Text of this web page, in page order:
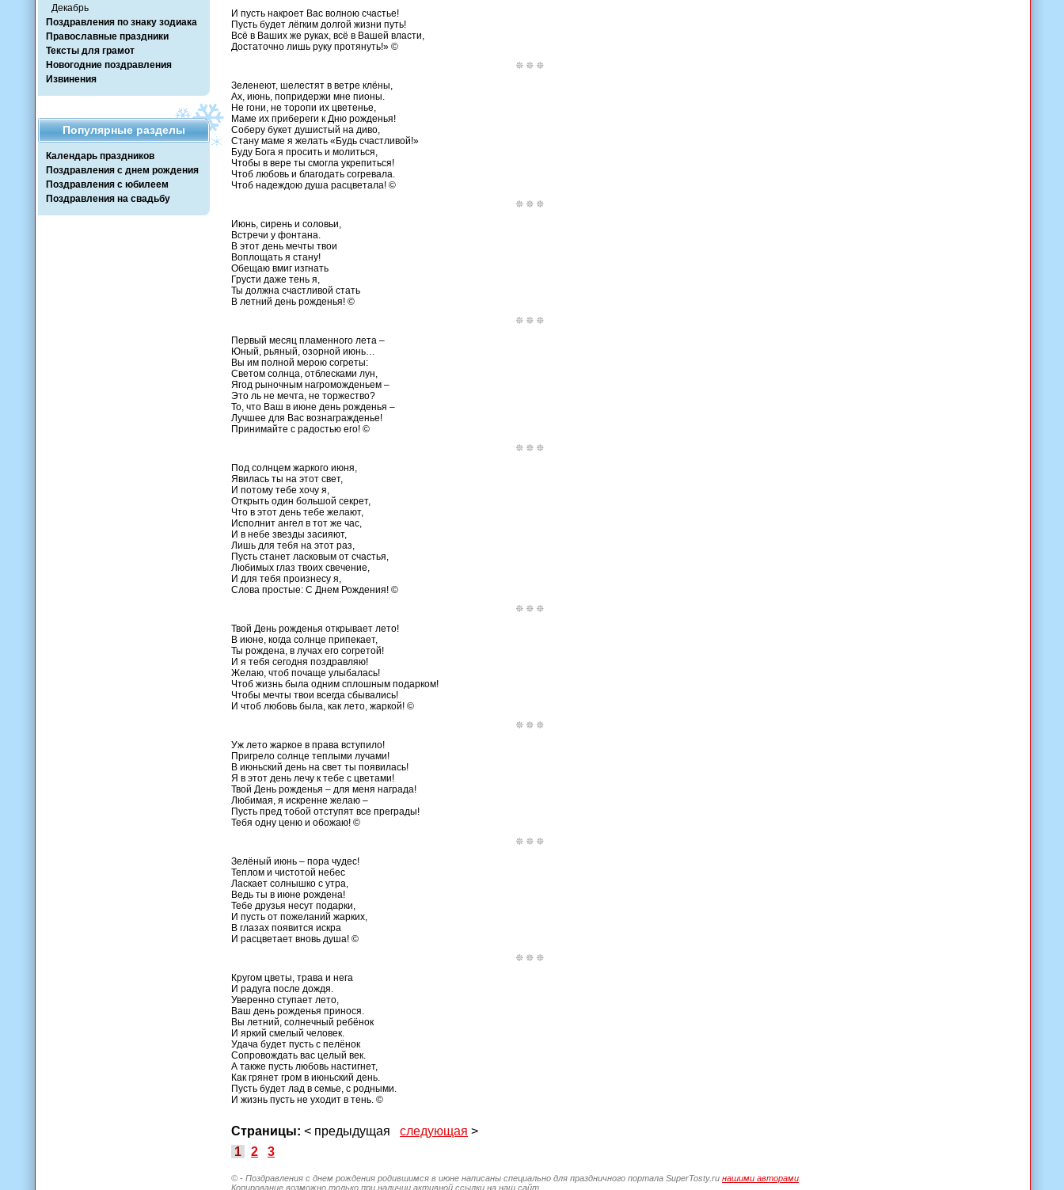
Декабрь
Поздравления по знаку зодиака
Православные праздники
Тексты для грамот
Новогодние поздравления
Извинения
Популярные разделы
Календарь праздников
Поздравления с днем рождения
Поздравления с юбилеем
Поздравления на свадьбу
И пусть накроет Вас волною счастье!
Пусть будет лёгким долгой жизни путь!
Всё в Ваших же руках, всё в Вашей власти,
Достаточно лишь руку протянуть!» ©
Зеленеют, шелестят в ветре клёны,
Ах, июнь, попридержи мне пионы.
Не гони, не торопи их цветенье,
Маме их прибереги к Дню рожденья!
Соберу букет душистый на диво,
Стану маме я желать «Будь счастливой!»
Буду Бога я просить и молиться,
Чтобы в вере ты смогла укрепиться!
Чтоб любовь и благодать согревала.
Чтоб надеждою душа расцветала! ©
Июнь, сирень и соловьи,
Встречи у фонтана.
В этот день мечты твои
Воплощать я стану!
Обещаю вмиг изгнать
Грусти даже тень я,
Ты должна счастливой стать
В летний день рожденья! ©
Первый месяц пламенного лета –
Юный, рьяный, озорной июнь…
Вы им полной мерою согреты:
Светом солнца, отблесками лун,
Ягод рыночным нагроможденьем –
Это ль не мечта, не торжество?
То, что Ваш в июне день рожденья –
Лучшее для Вас вознагражденье!
Принимайте с радостью его! ©
Под солнцем жаркого июня,
Явилась ты на этот свет,
И потому тебе хочу я,
Открыть один большой секрет,
Что в этот день тебе желают,
Исполнит ангел в тот же час,
И в небе звезды засияют,
Лишь для тебя на этот раз,
Пусть станет ласковым от счастья,
Любимых глаз твоих свечение,
И для тебя произнесу я,
Слова простые: С Днем Рождения! ©
Твой День рожденья открывает лето!
В июне, когда солнце припекает,
Ты рождена, в лучах его согретой!
И я тебя сегодня поздравляю!
Желаю, чтоб почаще улыбалась!
Чтоб жизнь была одним сплошным подарком!
Чтобы мечты твои всегда сбывались!
И чтоб любовь была, как лето, жаркой! ©
Уж лето жаркое в права вступило!
Пригрело солнце теплыми лучами!
В июньский день на свет ты появилась!
Я в этот день лечу к тебе с цветами!
Твой День рожденья – для меня награда!
Любимая, я искренне желаю –
Пусть пред тобой отступят все преграды!
Тебя одну ценю и обожаю! ©
Зелёный июнь – пора чудес!
Теплом и чистотой небес
Ласкает солнышко с утра,
Ведь ты в июне рождена!
Тебе друзья несут подарки,
И пусть от пожеланий жарких,
В глазах появится искра
И расцветает вновь душа! ©
Кругом цветы, трава и нега
И радуга после дождя.
Уверенно ступает лето,
Ваш день рожденья принося.
Вы летний, солнечный ребёнок
И яркий смелый человек.
Удача будет пусть с пелёнок
Сопровождать вас целый век.
А также пусть любовь настигнет,
Как грянет гром в июньский день.
Пусть будет лад в семье, с родными.
И жизнь пусть не уходит в тень. ©
Страницы: < предыдущая следующая >
1
2 3
© - Поздравления с днем рождения родившимся в июне написаны специально для праздничного портала SuperTosty.ru нашими авторами
Копирование возможно только при наличии активной ссылки на наш сайт.